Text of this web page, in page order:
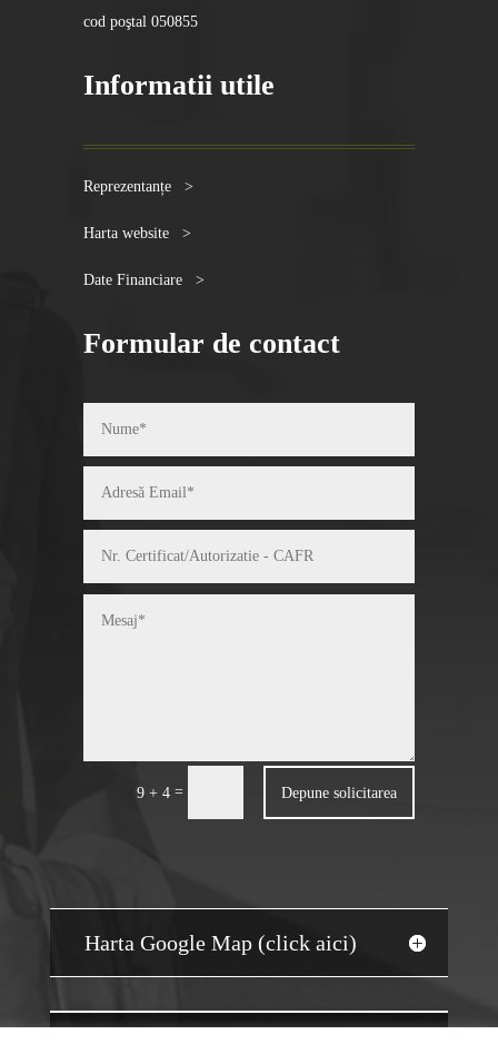
cod poştal 050855
Informatii utile
Reprezentanțe >
Harta website >
Date Financiare >
Formular de contact
9 + 4 = Depune solicitarea
Harta Google Map (click aici)